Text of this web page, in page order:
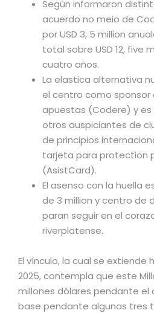
Según informaron
acuerdo no meio de
por USD 3, 5 million
total sobre USD 12, five
cuatro años.
La elastica alternativa
el centro como sponsor
apuestas (Codere) y
otros auspiciantes de
de principios
tarjeta para protection
(AsistCard).
El asenso con la huella
de 3 million y centro de
paran seguir en el
riverplatense.
El vínculo, la cual se
2025, contempla que este
millones dólares pendante el
base pendante algunas tres